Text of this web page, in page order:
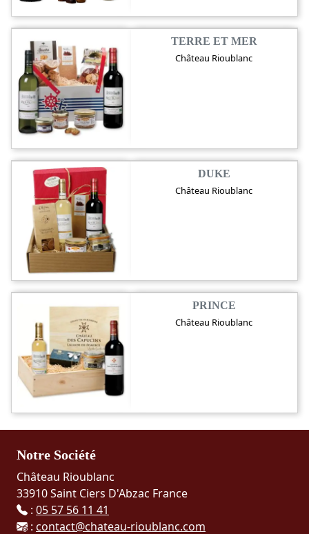
TERRE ET MER
Château Rioublanc
DUKE
Château Rioublanc
PRINCE
Château Rioublanc
Notre Société
Château Rioublanc
33910 Saint Ciers D'Abzac France
: 05 57 56 11 41
: contact@chateau-rioublanc.com